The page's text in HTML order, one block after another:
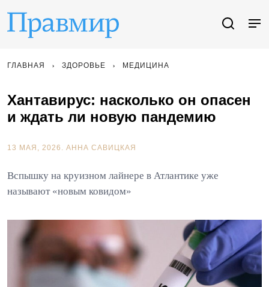
ГЛАВНАЯ ЗДОРОВЬЕ МЕДИЦИНА
Хантавирус: насколько он опасен
и ждать ли новую пандемию
13 МАЯ, 2026. АННА САВИЦКАЯ
Вспышку на круизном лайнере в Атлантике уже
называют «новым ковидом»